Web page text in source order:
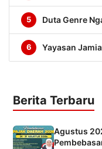
5 Duta Genre
6 Yayasan
Berita Terbaru
Agustus